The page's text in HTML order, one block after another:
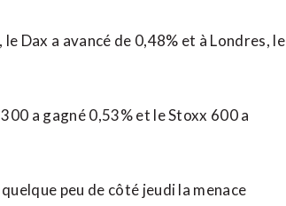
Dax a avancé de 0,48% et à Londres, le
a gagné 0,53% et le Stoxx 600 a
peu de côté ‌jeudi la menace